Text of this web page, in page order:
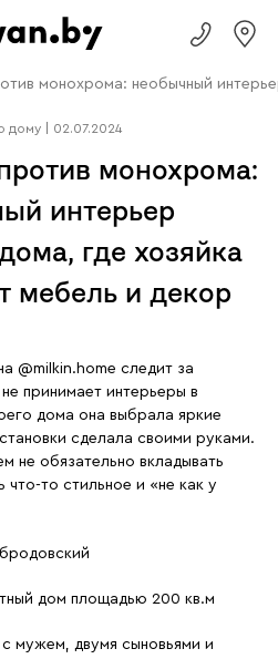
монохрома: необычный
дому 02.07.2024
монохрома:
интерьер
где хозяйка
мебель и декор
@milkin.home следит за
принимает интерьеры в
дома она выбрала яркие
сделала своими руками.
не обязательно вкладывать
что-то стильное и «не как у
дом площадью 200 кв.м
с мужем, двумя сыновьями и